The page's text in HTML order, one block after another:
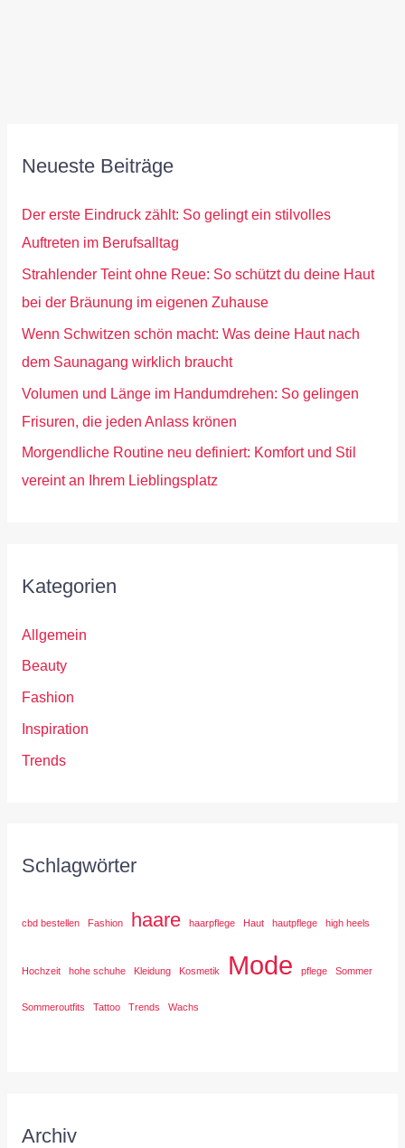
Neueste Beiträge
Der erste Eindruck zählt: So gelingt ein stilvolles
Auftreten im Berufsalltag
Strahlender Teint ohne Reue: So schützt du deine Haut
bei der Bräunung im eigenen Zuhause
Wenn Schwitzen schön macht: Was deine Haut nach
dem Saunagang wirklich braucht
Volumen und Länge im Handumdrehen: So gelingen
Frisuren, die jeden Anlass krönen
Morgendliche Routine neu definiert: Komfort und Stil
vereint an Ihrem Lieblingsplatz
Kategorien
Allgemein
Beauty
Fashion
Inspiration
Trends
Schlagwörter
cbd bestellen Fashion haare haarpflege Haut hautpflege high heels
Hochzeit hohe schuhe Kleidung Kosmetik Mode pflege Sommer
Sommeroutfits Tattoo Trends Wachs
Archiv